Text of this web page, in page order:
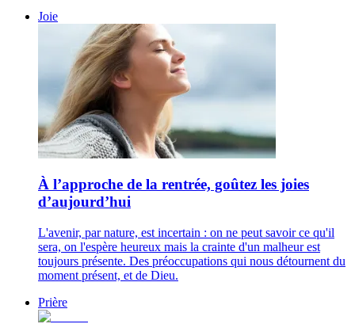
Joie
À l’approche de la rentrée, goûtez les joies
d’aujourd’hui
L'avenir, par nature, est incertain : on ne peut savoir ce qu'il
sera, on l'espère heureux mais la crainte d'un malheur est
toujours présente. Des préoccupations qui nous détournent du
moment présent, et de Dieu.
Prière